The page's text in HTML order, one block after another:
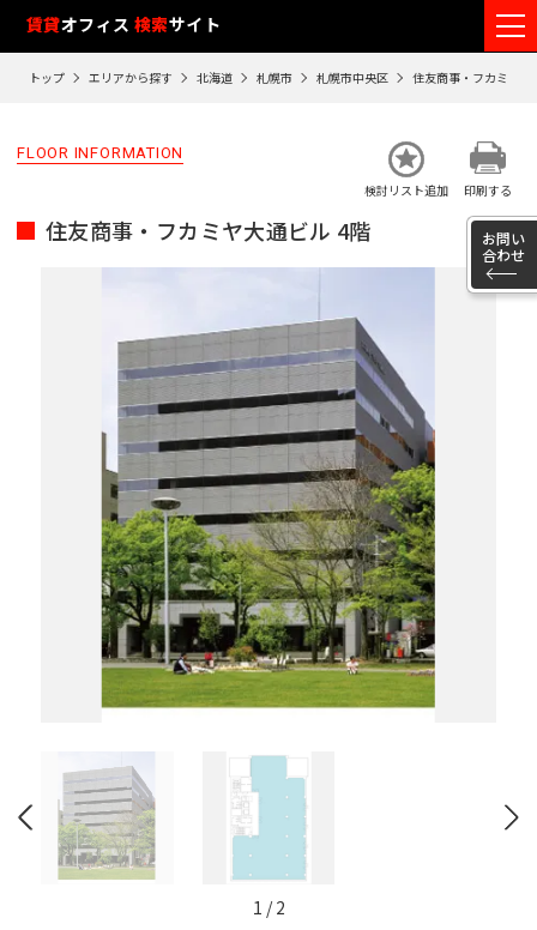
賃貸オフィス 検索サイト
トップ エリアから探す 北海道 札幌市 札幌市中央区 住友商事・フカミヤ大
FLOOR INFORMATION
検討リスト追加 印刷する
お問い
合わせ
住友商事・フカミヤ大通ビル 4階
1 /2
フ
ロ
ア
覧
歴